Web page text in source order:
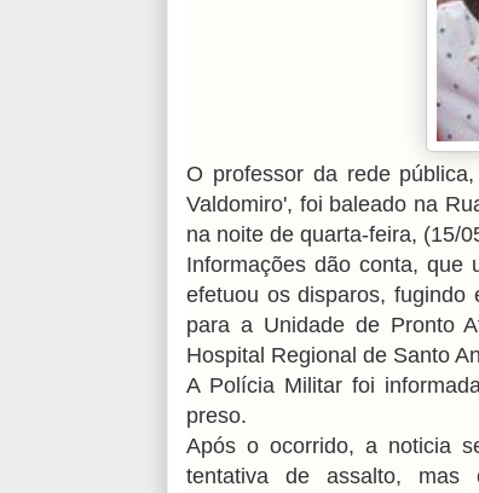
O professor da rede
Valdomiro', foi baleado na
na noite de quarta-feira, (15/
Informações dão conta, que
efetuou os disparos, fugindo
para a Unidade de Pronto
Hospital Regional de Santo
A Polícia Militar foi
preso.
Após o ocorrido, a noticia
tentativa de assalto,